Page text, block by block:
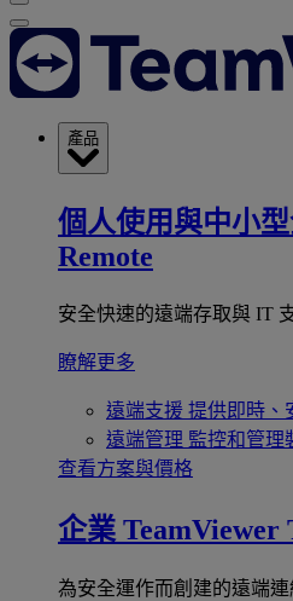
產品
個人使用與中小
Remote
安全快速的遠端存取與 IT
瞭解更多
遠端支援 提供即時、
遠端管理 監控和管理
查看方案與價格
企業 TeamViewer
為安全運作而創建的遠端連